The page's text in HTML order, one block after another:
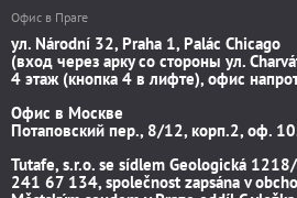
Офис в Праге
ул. Národní 32, Praha 1, Palác Chicago
(вход через арку со стороны ул.
4 этаж (кнопка 4 в лифте), офис
Офис в Москве
Потаповский пер., 8/12, корп.2, оф.
Tutafe, s.r.o. se sídlem Geologická
241 67 134, společnost zapsána v